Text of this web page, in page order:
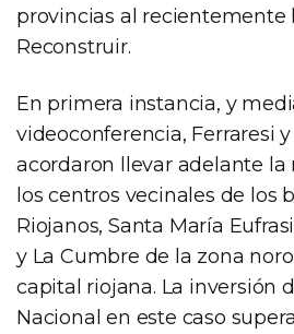
provincias al recientemente
Reconstruir.
En primera instancia, y
videoconferencia, Ferraresi
acordaron llevar adelante la
los centros vecinales de los
Riojanos, Santa María
y La Cumbre de la zona
capital riojana. La inversión
Nacional en este caso